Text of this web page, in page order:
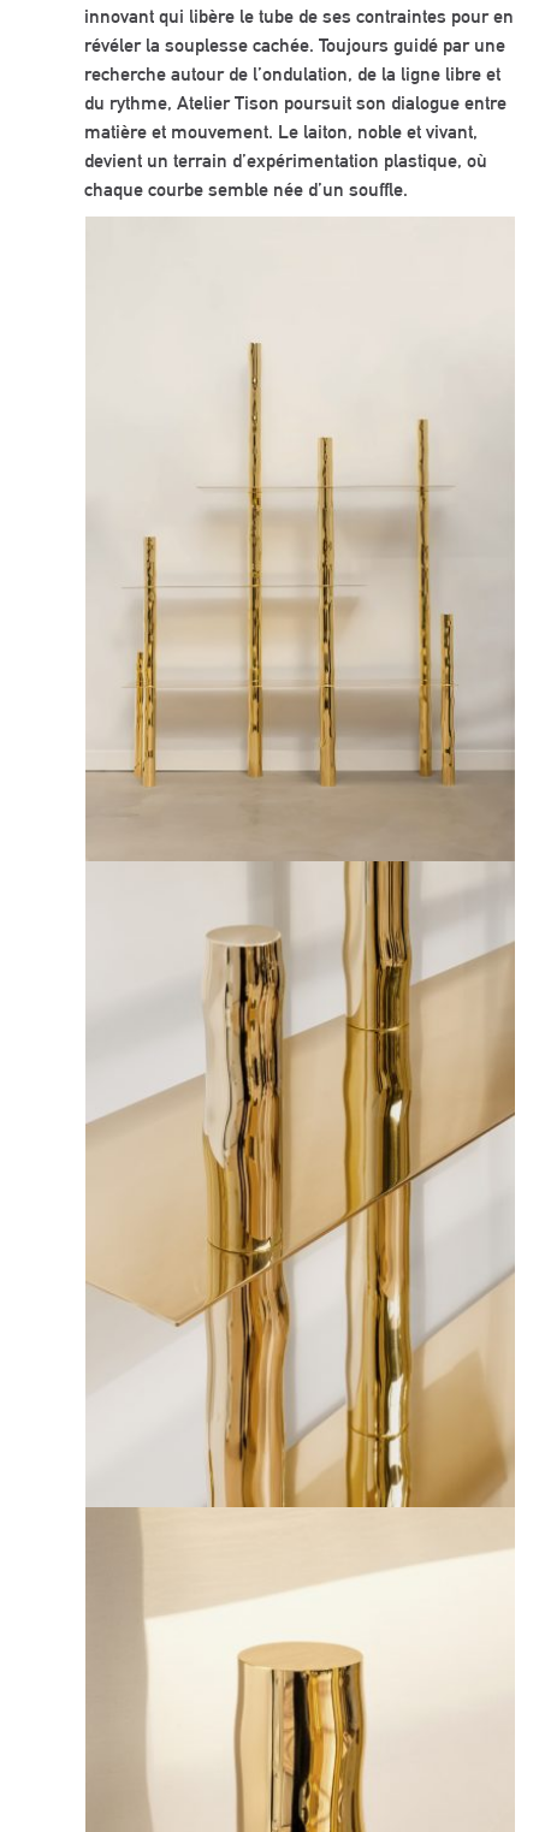
innovant qui libère le tube de ses contraintes pour en
révéler la souplesse cachée. Toujours guidé par une
recherche autour de l’ondulation, de la ligne libre et
du rythme, Atelier Tison poursuit son dialogue entre
matière et mouvement. Le laiton, noble et vivant,
devient un terrain d’expérimentation plastique, où
chaque courbe semble née d’un souffle.